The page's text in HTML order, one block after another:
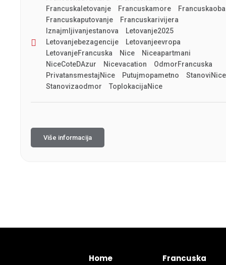
Francuskaletovanje
Francuskamore
Francuskaputovanje
Francuskarivijera
Iznajmljivanjestanova
Letovanje2025
Letovanjebezagencije
Letovanjeevropa
LetovanjeFrancuska
Nice
Niceapartmani
NiceCoteDAzur
Nicevacation
OdmorFrancuska
PrivatansmestajNice
Putujmopametno
StanoviNice
Stanovizaodmor
ToplokacijaNice
Više informacija
Home
Francuska